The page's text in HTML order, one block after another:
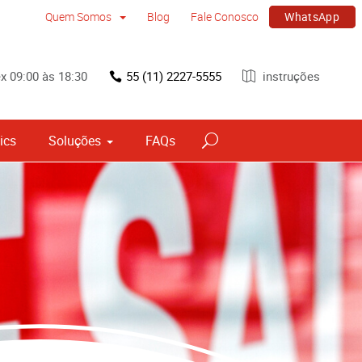
Quem Somos Blog Fale Conosco WhatsApp
09:00 às 18:30 55 (11) 2227-5555 instruções
Soluções FAQs